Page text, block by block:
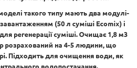
такого типу мають два модулі-
(50 л суміші Ecomix) і
регенерації суміші. Очищає 1,8 м3
розрахований на 4-5 людини, що
Підходить для очищення води, як
водопостачання.